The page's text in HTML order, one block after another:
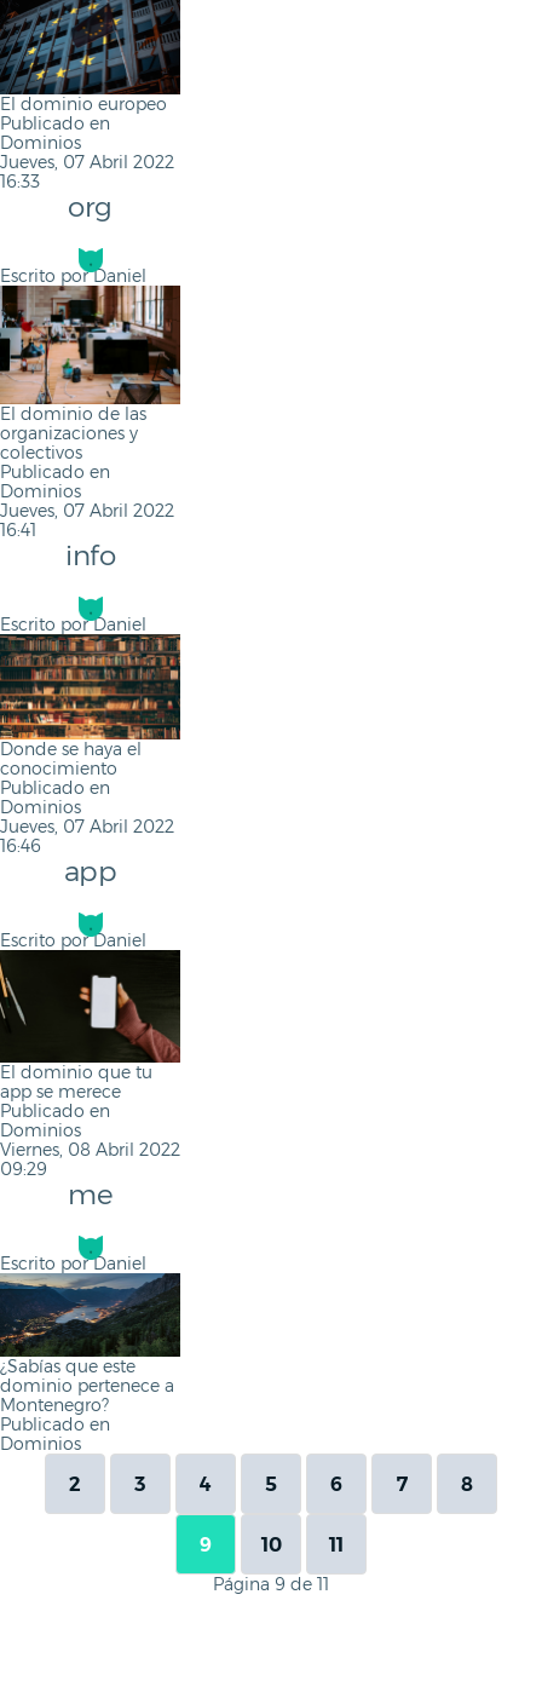
El dominio europeo
Publicado en
Dominios
Jueves, 07 Abril 2022
16:33
org
Escrito porDaniel
El dominio de las
organizaciones y
colectivos
Publicado en
Dominios
Jueves, 07 Abril 2022
16:41
info
Escrito porDaniel
Donde se haya el
conocimiento
Publicado en
Dominios
Jueves, 07 Abril 2022
16:46
app
Escrito porDaniel
El dominio que tu
app se merece
Publicado en
Dominios
Viernes, 08 Abril 2022
09:29
me
Escrito porDaniel
¿Sabías que este
dominio pertenece a
Montenegro?
Publicado en
Dominios
2 3 4 5 6 7 8
9 10 11
Página 9 de 11